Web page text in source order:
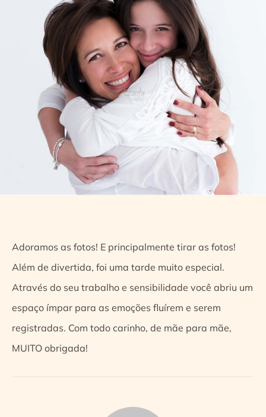
Adoramos as fotos! E principalmente tirar as fotos!
Além de divertida, foi uma tarde muito especial.
Através do seu trabalho e sensibilidade você abriu um
espaço ímpar para as emoções fluírem e serem
registradas. Com todo carinho, de mãe para mãe,
MUITO obrigada!